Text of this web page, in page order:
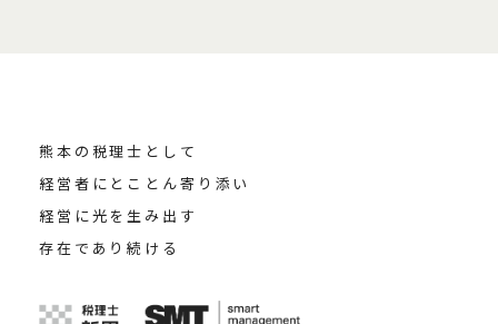
熊本の税理士として
経営者にとことん寄り添い
経営に光を生み出す
存在であり続ける